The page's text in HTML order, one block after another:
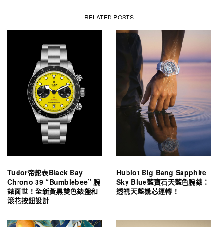
RELATED POSTS
Tudor帝舵表Black Bay
Chrono 39 “Bumblebee” 腕
錶面世！全新黃黑雙色錶盤和
滾花按鈕設計
Hublot Big Bang Sapphire
Sky Blue藍寶石天藍色腕錶：
透視天藍機芯運轉！